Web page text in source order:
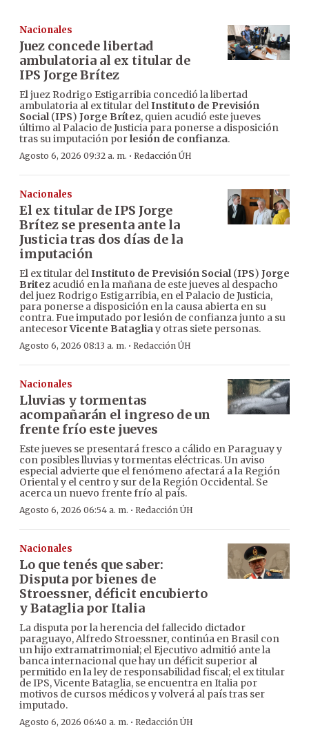
Nacionales
Juez concede libertad
ambulatoria al ex titular de
IPS Jorge Brítez
El juez Rodrigo Estigarribia concedió la libertad
ambulatoria al ex titular delInstituto de Previsión
Social(IPS) Jorge Brítez, quien acudió este jueves
último al Palacio de Justicia para ponerse a disposición
tras su imputación porlesión de confianza.
Agosto 6, 2026 09:32 a. m. · Redacción ÚH
Nacionales
El ex titular de IPS Jorge
Brítez se presenta ante la
Justicia tras dos días de la
imputación
El ex titular delInstituto de Previsión Social(IPS) Jorge
Britez acudió en la mañana de este jueves al despacho
del juez Rodrigo Estigarribia, en el Palacio de Justicia,
para ponerse a disposición en la causa abierta en su
contra. Fue imputado por lesión de confianza junto a su
antecesorVicente Batagliay otras siete personas.
Agosto 6, 2026 08:13 a. m. · Redacción ÚH
Nacionales
Lluvias y tormentas
acompañarán el ingreso de un
frente frío este jueves
Este jueves se presentará fresco a cálido en Paraguay y
con posibles lluvias y tormentas eléctricas. Un aviso
especial advierte que el fenómeno afectará a la Región
Oriental y el centro y sur de la Región Occidental. Se
acerca un nuevo frente frío al país.
Agosto 6, 2026 06:54 a. m. · Redacción ÚH
Nacionales
Lo que tenés que saber:
Disputa por bienes de
Stroessner, déficit encubierto
y Bataglia por Italia
La disputa por la herencia del fallecido dictador
paraguayo, Alfredo Stroessner, continúa en Brasil con
un hijo extramatrimonial; el Ejecutivo admitió ante la
banca internacional que hay un déficit superior al
permitido en la ley de responsabilidad fiscal; el ex titular
de IPS, Vicente Bataglia, se encuentra en Italia por
motivos de cursos médicos y volverá al país tras ser
imputado.
Agosto 6, 2026 06:40 a. m. · Redacción ÚH